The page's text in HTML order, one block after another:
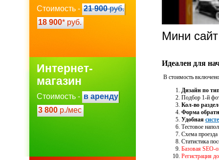
Стоимость - 21 900руб.
18 900* руб.
Интернет-
магазин
Стоимость - в аренду
3 800 р./мес
Мини
Идеален для
В стоимость
Дизайн по
Подбор 1-й
Кол-во
Форма
Удобная
Тестовое
Схема
Статистика
Базовая SEO-
Регистрация